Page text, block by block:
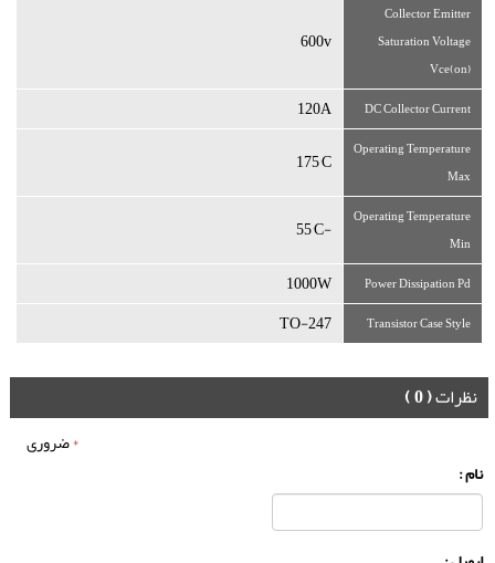
600v
Collector Emitter
Saturation Voltage
Vce(on)
120A DC Collector Current
175°C
Operating Temperature
Max
-55°C
Operating Temperature
Min
1000W Power Dissipation Pd
TO-247 Transistor Case Style
نظرات( 0 )
*ضروری
نام :